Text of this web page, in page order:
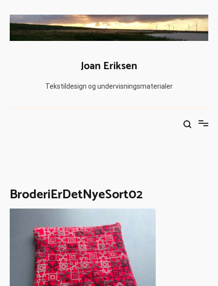
Joan Eriksen
Tekstildesign og undervisningsmaterialer
BroderiErDetNyeSort02